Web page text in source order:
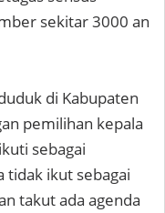
sekitar 3000 an
di Kabupaten
pemilihan kepala
sebagai
tidak ikut sebagai
takut ada agenda